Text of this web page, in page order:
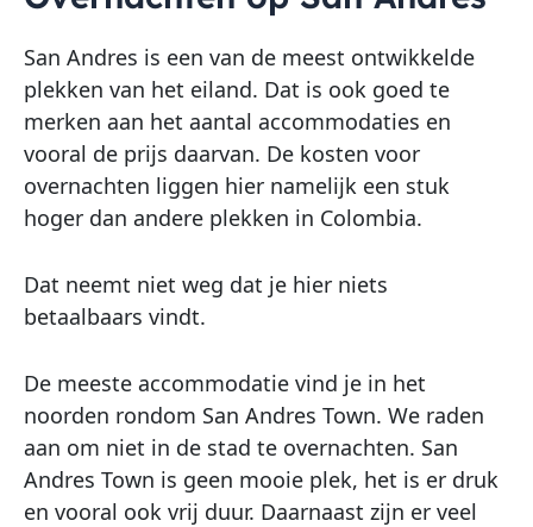
San Andres is een van de meest ontwikkelde
plekken van het eiland. Dat is ook goed te
merken aan het aantal accommodaties en
vooral de prijs daarvan. De kosten voor
overnachten liggen hier namelijk een stuk
hoger dan andere plekken in Colombia.
Dat neemt niet weg dat je hier niets
betaalbaars vindt.
De meeste accommodatie vind je in het
noorden rondom San Andres Town. We raden
aan om niet in de stad te overnachten. San
Andres Town is geen mooie plek, het is er druk
en vooral ook vrij duur. Daarnaast zijn er veel